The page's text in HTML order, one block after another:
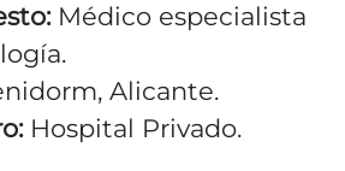
Médico especialista
Alicante.
Hospital Privado.